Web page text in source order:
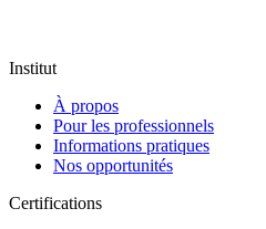
Institut
À propos
Pour les professionnels
Informations pratiques
Nos opportunités
Certifications